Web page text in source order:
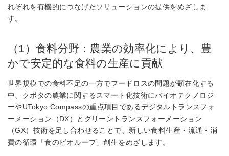
れぞれを有機的につなげたソリューションの提供をめざしま
す。
（1）食料分野：農業の効率化により、豊
かで安定的な食料の生産に貢献
世界規模での食料不足の一方でフードロスの問題が顕在化する
中、クボタの農業に関するスマート化技術にバイオテクノロジ
ーやUTokyo Compassの重点項目であるデジタルトランスフォ
ーメーション（DX）とグリーントランスフォーメーション
（GX）技術を足し合わせることで、新しい食料生産・流通・消
費の循環「食のビオループ」創生をめざします。